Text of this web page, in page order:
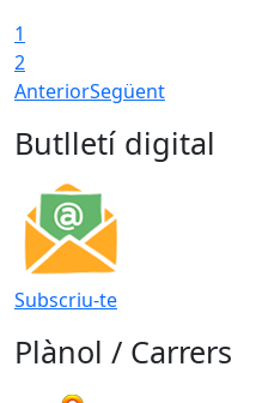
1
2
AnteriorSegüent
Butlletí digital
Subscriu-te
Plànol / Carrers